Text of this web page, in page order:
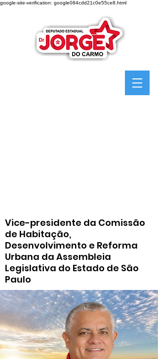
google-site-verification: google084cdd21c0e55ce8.html
Vice-presidente da Comissão
de Habitação,
Desenvolvimento e Reforma
Urbana da Assembleia
Legislativa do Estado de São
Paulo